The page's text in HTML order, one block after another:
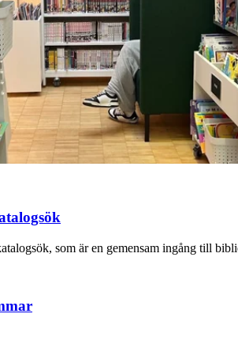
som är en gemensam ingång till